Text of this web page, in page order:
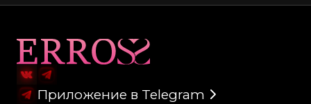
Приложение в Telegram
Карта сайта